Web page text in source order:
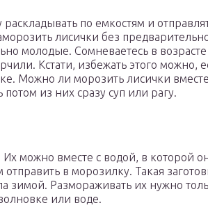
по емкостям и
лисички без
молодые. Сомневаетесь в возрасте
Кстати, избежать этого можно,
Можно ли морозить лисички
из них сразу суп или рагу.
можно вместе с водой, в которой
отправить в морозилку. Такая
зимой. Размораживать их нужно
или воде.